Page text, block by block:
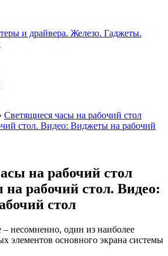
› Светящиеся часы на рабочий стол
стол. Видео: Виджеты на рабочий
на рабочий стол
рабочий стол. Видео:
стол
– несомненно, один из наиболее
элементов основного экрана системы